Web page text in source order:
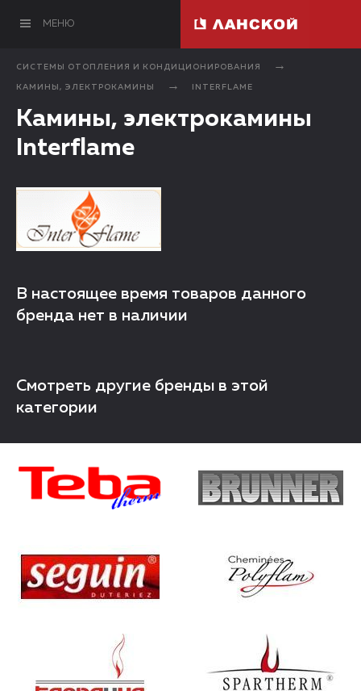
МЕНЮ
СИСТЕМЫ ОТОПЛЕНИЯ И КОНДИЦИОНИРОВАНИЯ
КАМИНЫ, ЭЛЕКТРОКАМИНЫ INTERFLAME
Камины, электрокамины
Interflame
В настоящее время товаров данного
бренда нет в наличии
Смотреть другие бренды в этой
категории